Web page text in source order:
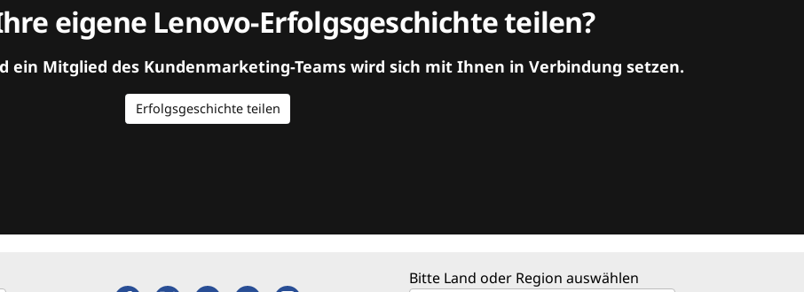
eigene Lenovo-Erfolgsgeschichte teilen?
ein Mitglied des Kundenmarketing-Teams wird sich mit Ihnen in Verbindung setzen.
Erfolgsgeschichte teilen
Bitte Land oder Region auswählen